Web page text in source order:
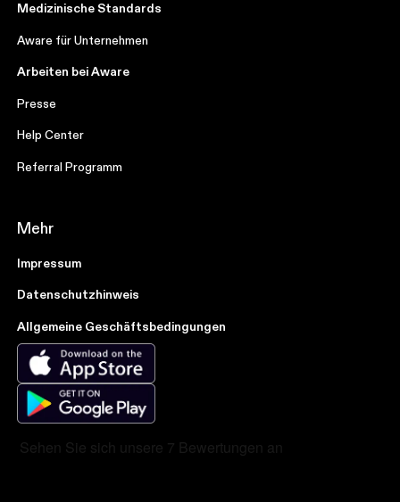
Medizinische Standards
Aware für Unternehmen
Arbeiten bei Aware
Presse
Help Center
Referral Programm
Mehr
Impressum
Datenschutzhinweis
Allgemeine Geschäftsbedingungen